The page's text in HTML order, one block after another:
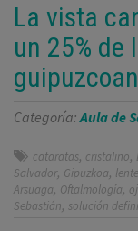
La vista
un 25% de
Categoría:Aula de
cataratas, cristalino,
Salvador, Gipuzkoa,
Arsuaga, Oftalmología,
Sebastián, solución